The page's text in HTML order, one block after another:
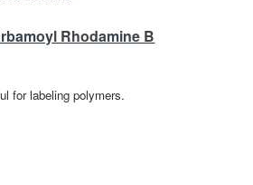
Rhodamine B
for labeling polymers.